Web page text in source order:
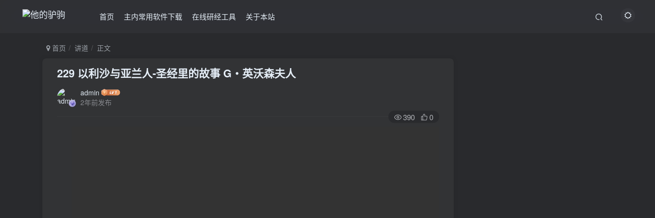
首页 主内常用软件下载 在线研经工具 关于本站
首页 讲道 正文
229 以利沙与亚兰人-圣经里的故事 G‧英沃森夫人
admin
2年前发布
390 0